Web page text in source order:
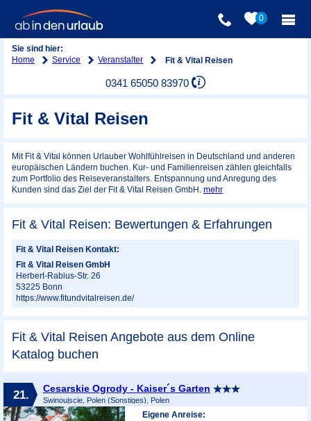
0
Sie sind hier:
Home
Service Veranstalter Fit & Vital Reisen
0341 65050 83970
Fit & Vital Reisen
Mit Fit & Vital können Urlauber Wohlfühlreisen in Deutschland und anderen
europäischen Ländern buchen. Kur- und Familienreisen zählen gleichfalls
zum Portfolio des Reiseveranstalters. Entspannung und Anregung des
Kunden sind das Ziel der Fit & Vital Reisen GmbH. mehr
Fit & Vital Reisen: Bewertungen & Erfahrungen
Fit & Vital Reisen Kontakt:
Fit & Vital Reisen GmbH
Herbert-Rabius-Str. 26
53225 Bonn
https://www.fitundvitalreisen.de/
Fit & Vital Reisen Angebote aus dem Online
Katalog buchen
21. Cesarskie Ogrody - Kaiser´s Garten
Swinoujscie, Polen (Sonstiges), Polen
Eigene Anreise: